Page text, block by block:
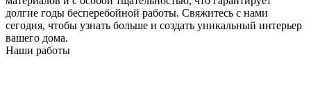
долгие годы бесперебойной работы. Свяжитесь с нами
сегодня, чтобы узнать больше и создать уникальный интерьер
вашего дома.
Наши работы